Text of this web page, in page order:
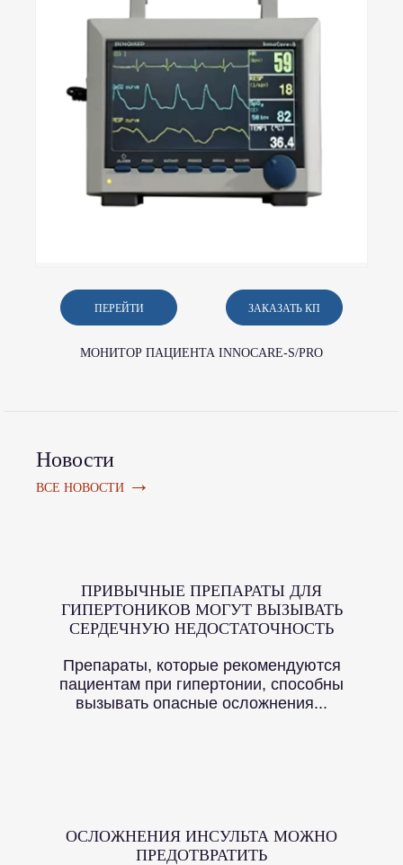
ПЕРЕЙТИ ЗАКАЗАТЬ КП
МОНИТОР ПАЦИЕНТА INNOCARE-S/PRO
Новости
ВСЕ НОВОСТИ →
ПРИВЫЧНЫЕ ПРЕПАРАТЫ ДЛЯ
ГИПЕРТОНИКОВ МОГУТ ВЫЗЫВАТЬ
СЕРДЕЧНУЮ НЕДОСТАТОЧНОСТЬ
Препараты, которые рекомендуются
пациентам при гипертонии, способны
вызывать опасные осложнения...
ОСЛОЖНЕНИЯ ИНСУЛЬТА МОЖНО
ПРЕДОТВРАТИТЬ